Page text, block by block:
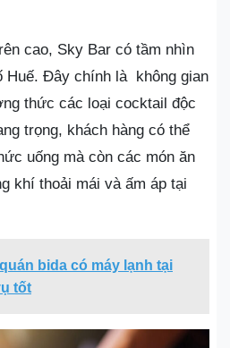
cao, Sky Bar có tầm nhìn
Huế. Đây chính là không gian
thức các loại cocktail độc
trọng, khách hàng có thể
uống mà còn các món ăn
khí thoải mái và ấm áp tại
bida có máy lạnh tại
tốt